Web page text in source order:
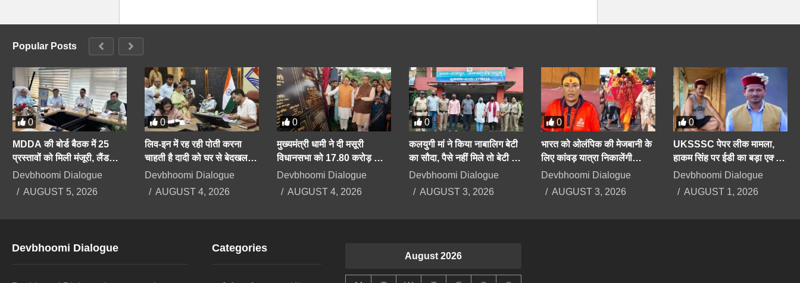
Popular Posts
0
MDDA की बोर्ड बैठक में 25
प्रस्तावों को मिली मंजूरी, लैंड
पूलिंग, पर्यटन, औद्योगिक भवनों पर
Devbhoomi Dialogue
AUGUST 5, 2026
0
लिव-इन में रह रही पोती करना
चाहती है दादी को घर से बेदखल,
बिगड़ैल पोती पर महिला सेल करेगी
Devbhoomi Dialogue
AUGUST 4, 2026
0
मुख्यमंत्री धामी ने दी मसूरी
विधानसभा को 17.80 करोड़ की
योजनाओं की सौगात
Devbhoomi Dialogue
AUGUST 4, 2026
0
कलयुगी मां ने किया नाबालिग बेटी
का सौदा, पैसे नहीं मिले तो बेटी के
अपहरण का झूठा मुकदमा दर्ज
Devbhoomi Dialogue
AUGUST 3, 2026
0
भारत को ओलंपिक की मेजबानी के
लिए कांवड़ यात्रा निकालेंगी
उत्तराखंड की मंत्री रेखा आर्या
Devbhoomi Dialogue
AUGUST 3, 2026
0
UKSSSC पेपर लीक मामला,
हाकम सिंह पर ईडी का बड़ा एक्शन,
63 लाख रुपए की प्रॉपर्टी अटैच
Devbhoomi Dialogue
AUGUST 1, 2026
Devbhoomi Dialogue Categories
August 2026